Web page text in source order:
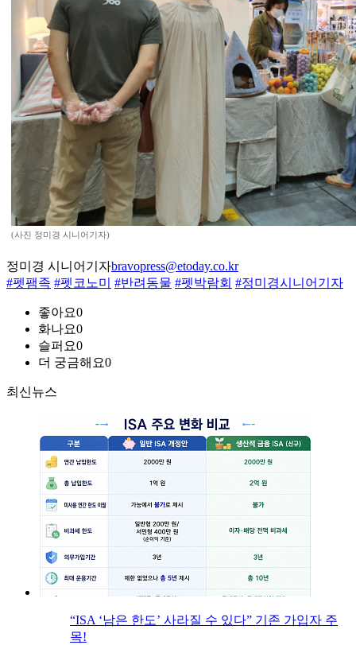
(사진 정미경 시니어기자)
정미경 시니어기자bravopress@etoday.co.kr
#펫팸족 #펫코노미 #반려동물 #펫박람회 #정미경시니어기자
좋아요0
화나요0
슬퍼요0
더 궁금해요0
최신뉴스
“ISA ‘남은 한도’ 사라질 수 있다” 기존 가입자 주
목!